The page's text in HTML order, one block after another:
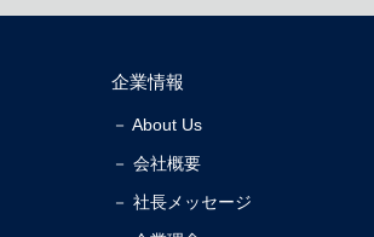
企業情報
－ About Us
－ 会社概要
－ 社長メッセージ